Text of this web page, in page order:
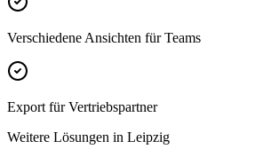
Verschiedene Ansichten für Teams
Export für Vertriebspartner
Weitere Lösungen in Leipzig